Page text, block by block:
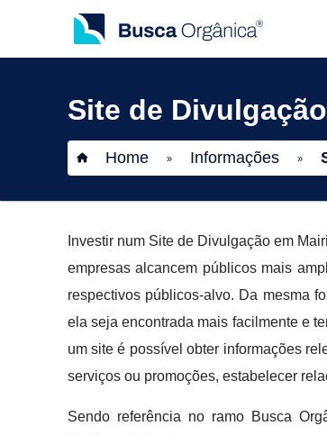
Site de
Home » Informações »
Investir num Site de Divulgação em
empresas alcancem públicos mais
respectivos públicos-alvo. Da mesma
ela seja encontrada mais facilmente e
um site é possível obter informações
serviços ou promoções, estabelecer
Sendo referência no ramo Busca